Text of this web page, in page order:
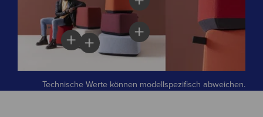
Technische Werte können modellspezifisch abweichen.